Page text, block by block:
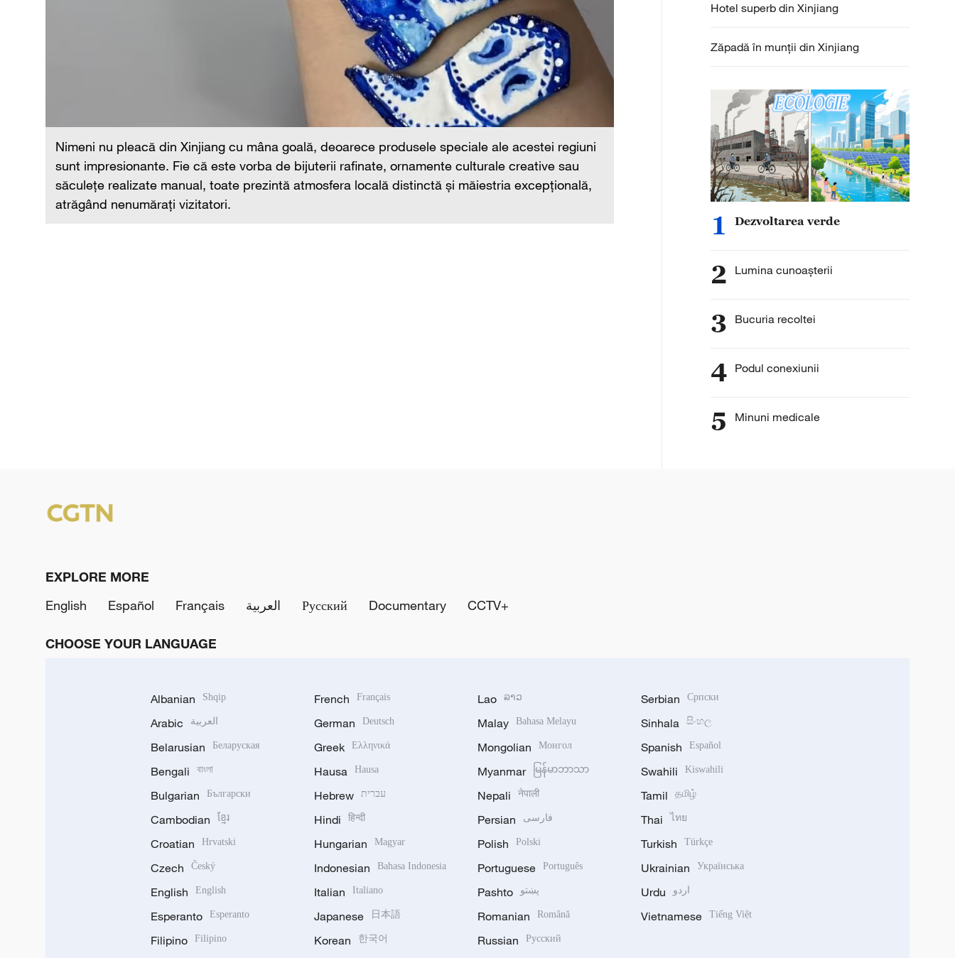
Nimeni nu pleacă din Xinjiang cu mâna goală, deoarece produsele speciale ale acestei regiuni
sunt impresionante. Fie că este vorba de bijuterii rafinate, ornamente culturale creative sau
săculețe realizate manual, toate prezintă atmosfera locală distinctă și măiestria excepțională,
atrăgând nenumărați vizitatori.
Nimeni nu pleacă din Xinjiang cu mâna goală,
săculețe realizate manual, toate prezintă atmosfera
atrăgând nenumărați vizitatori.
Hotel superb din Xinjiang
Zăpadă în munții din Xinjiang
1 Dezvoltarea verde
2 Lumina cunoașterii
3 Bucuria recoltei
4 Podul conexiunii
5 Minuni medicale
EXPLORE MORE
English
Español Français العربية Русский Documentary CCTV+
CHOOSE YOUR LANGUAGE
Albanian Shqip
Arabic العربية
Belarusian Беларуская
Bengali বাংলা
Bulgarian Български
Cambodian ខ្មែរ
Croatian Hrvatski
Czech Český
English English
Esperanto Esperanto
Filipino Filipino
French Français
German Deutsch
Greek Ελληνικά
Hausa Hausa
Hebrew עברית
Hindi हिन्दी
Hungarian Magyar
Indonesian Bahasa Indonesia
Italian Italiano
Japanese 日本語
Korean 한국어
Lao ລາວ
Malay Bahasa Melayu
Mongolian Монгол
Myanmar မြန်မာဘာသာ
Nepali नेपाली
Persian فارسی
Polish Polski
Portuguese Português
Pashto پښتو
Romanian Română
Russian Русский
Serbian Српски
Sinhala සිංහල
Spanish Español
Swahili Kiswahili
Tamil தமிழ்
Thai ไทย
Turkish Türkçe
Ukrainian Українська
Urdu اردو
Vietnamese Tiếng Việt